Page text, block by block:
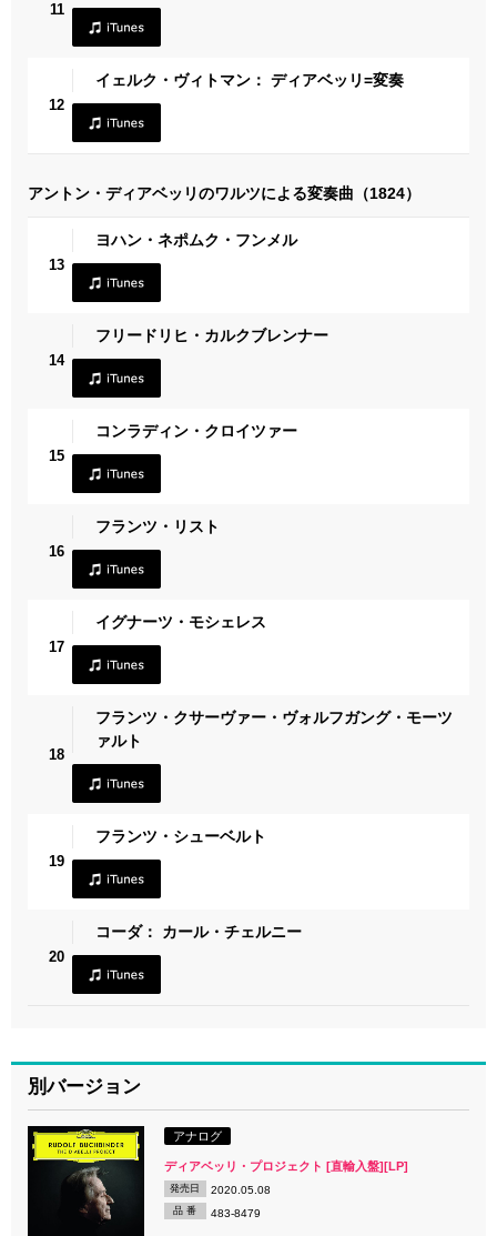
11
12
イェルク・ヴィトマン： ディアベッリ=変奏
アントン・ディアベッリのワルツによる変奏曲（1824）
13
ヨハン・ネポムク・フンメル
14
フリードリヒ・カルクブレンナー
15
コンラディン・クロイツァー
16
フランツ・リスト
17
イグナーツ・モシェレス
18
フランツ・クサーヴァー・ヴォルフガング・モーツ
ァルト
19
フランツ・シューベルト
20
コーダ： カール・チェルニー
別バージョン
アナログ
ディアベッリ・プロジェクト [直輸入盤][LP]
発売日 2020.05.08
品 番 483-8479